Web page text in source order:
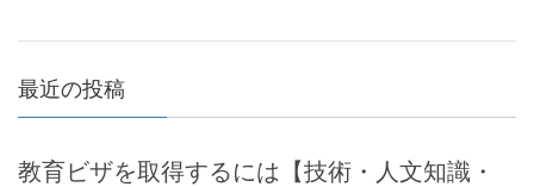
最近の投稿
教育ビザを取得するには【技術・人文知識・